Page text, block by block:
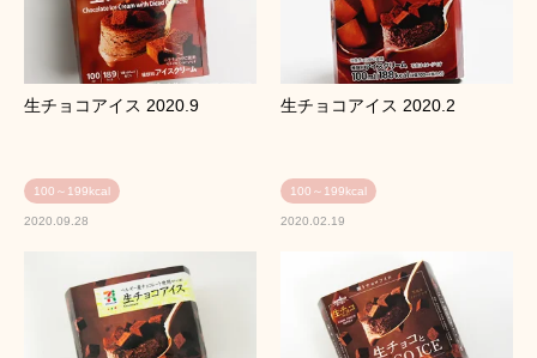
生チョコアイス 2020.9
100～199kcal
2020.09.28
生チョコアイス 2020.2
100～199kcal
2020.02.19